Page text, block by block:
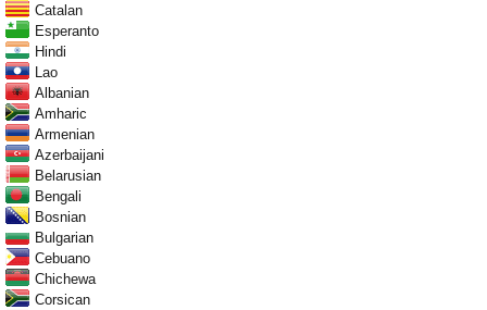
Catalan
Esperanto
Hindi
Lao
Albanian
Amharic
Armenian
Azerbaijani
Belarusian
Bengali
Bosnian
Bulgarian
Cebuano
Chichewa
Corsican